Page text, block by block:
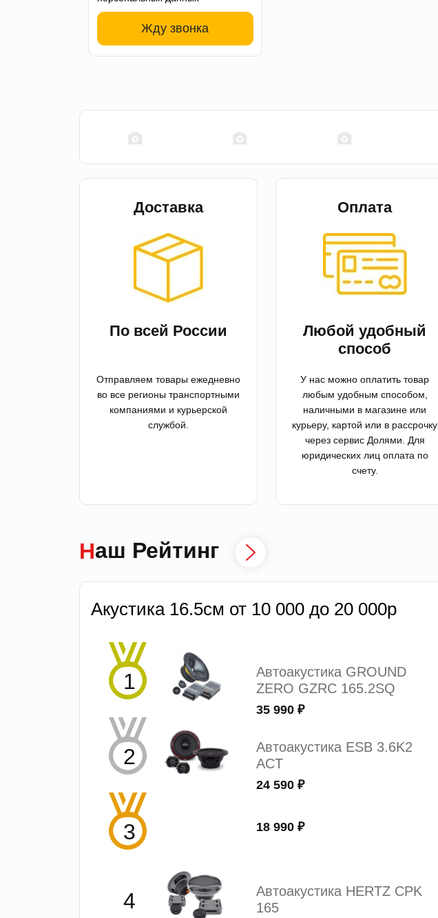
Жду звонка
Доставка
По всей России
Отправляем товары ежедневно
во все регионы транспортными
компаниями и курьерской
службой.
Оплата
Любой удобный
способ
У нас можно оплатить товар
любым удобным способом,
наличными в магазине или
курьеру, картой или в рассрочку
через сервис Долями. Для
юридических лиц оплата по
счету.
Наш Рейтинг
Акустика 16.5см от 10 000 до 20 000р
Автоакустика GROUND
ZERO GZRC 165.2SQ
35 990 ₽
Автоакустика ESB 3.6K2
ACT
24 590 ₽
18 990 ₽
Автоакустика HERTZ CPK
165